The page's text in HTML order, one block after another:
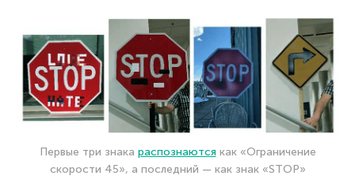
Первые три знака распознаютсякак «Ограничение
скорости 45», а последний — как знак «STOP»